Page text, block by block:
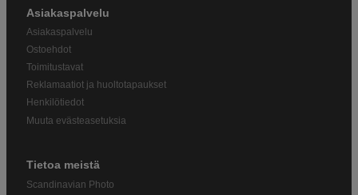
Asiakaspalvelu
Asiakaspalvelu
Ostoehdot
Toimitustavat
Reklamaatiot ja huoltotapaukset
Henkilötiedot
Muuta evästeasetuksia
Tietoa meistä
Scandinavian Photo